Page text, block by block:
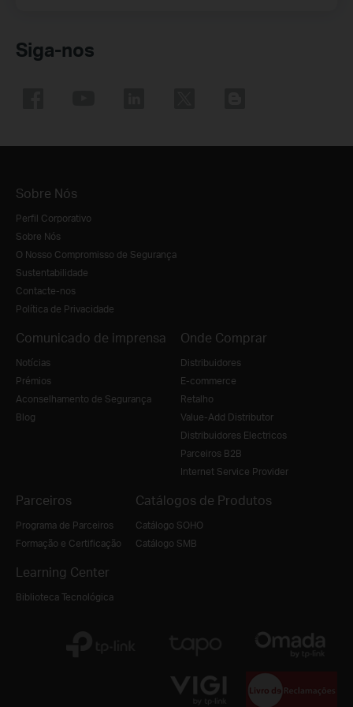
Siga-nos
Sobre Nós
Perfil Corporativo
Sobre Nós
O Nosso Compromisso de Segurança
Sustentabilidade
Contacte-nos
Política de Privacidade
Comunicado de imprensa
Notícias
Prémios
Aconselhamento de Segurança
Blog
Onde Comprar
Distribuidores
E-commerce
Retalho
Value-Add Distributor
Distribuidores Electricos
Parceiros B2B
Internet Service Provider
Parceiros
Programa de Parceiros
Formação e Certificação
Catálogos de Produtos
Catálogo SOHO
Catálogo SMB
Learning Center
Biblioteca Tecnológica